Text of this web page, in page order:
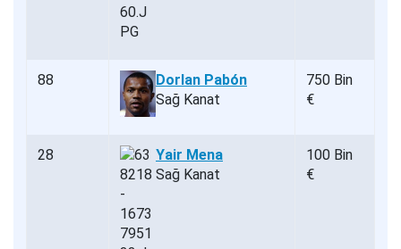
88
Dorlan Pabón
Sağ Kanat
750 Bin
€
28
Yair Mena
Sağ Kanat
100 Bin
€